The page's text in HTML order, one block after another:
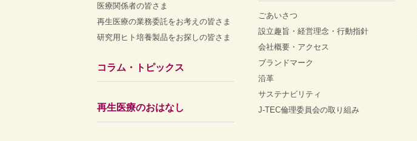
医療関係者の皆さま
再生医療の業務委託をお考えの皆さま
研究用ヒト培養製品をお探しの皆さま
コラム・トピックス
再生医療のおはなし
ごあいさつ
設立趣旨・経営理念・行動指針
会社概要・アクセス
ブランドマーク
沿革
サステナビリティ
J-TEC倫理委員会の取り組み